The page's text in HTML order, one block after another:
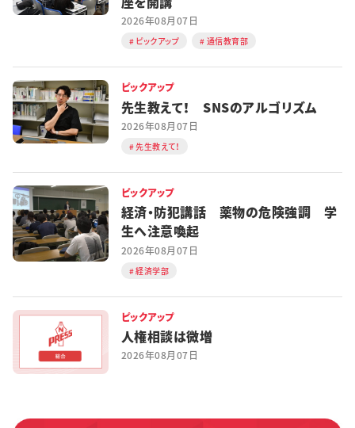
2026年08月07日
ピックアップ 通信教育部
ピックアップ
先生教えて！ SNSのアルゴリズム
2026年08月07日
先生教えて！
ピックアップ
経済・防犯講話 薬物の危険強調 学
生へ注意喚起
2026年08月07日
経済学部
ピックアップ
人権相談は微増
2026年08月07日